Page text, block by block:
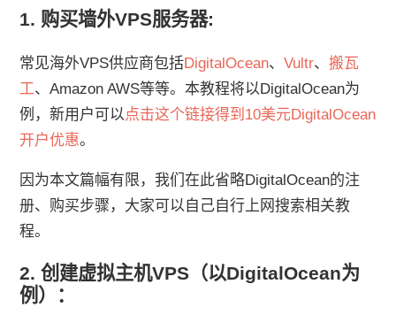
1. 购买墙外VPS服务器:
常见海外VPS供应商包括DigitalOcean、 Vultr、 搬瓦
工、Amazon AWS等等。本教程将以DigitalOcean为
例，新用户可以点击这个链接得到10美元DigitalOcean
开户优惠。
因为本文篇幅有限，我们在此省略DigitalOcean的注
册、购买步骤，大家可以自己自行上网搜索相关教
程。
2. 创建虚拟主机VPS（以DigitalOcean为
例）：